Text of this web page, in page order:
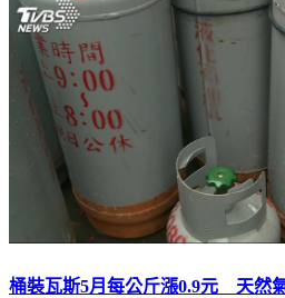
桶裝瓦斯5月每公斤漲0.9元 天然